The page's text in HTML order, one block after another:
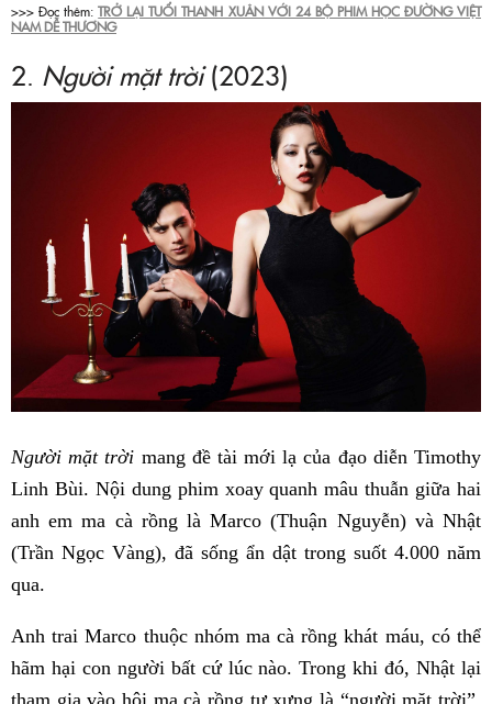
>>> Đọc thêm:TRỞ LẠI TUỔI THANH XUÂN VỚI 24 BỘ PHIM HỌC ĐƯỜNG VIỆT
NAM DỄ THƯƠNG
2. Người mặt trời(2023)
Người mặt trời mang đề tài mới lạ của đạo diễn Timothy
Linh Bùi. Nội dung phim xoay quanh mâu thuẫn giữa hai
anh em ma cà rồng là Marco (Thuận Nguyễn) và Nhật
(Trần Ngọc Vàng), đã sống ẩn dật trong suốt 4.000 năm
qua.
Anh trai Marco thuộc nhóm ma cà rồng khát máu, có thể
hãm hại con người bất cứ lúc nào. Trong khi đó, Nhật lại
tham gia vào hội ma cà rồng tự xưng là “người mặt trời”,